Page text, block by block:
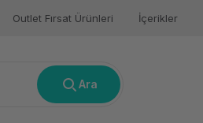
Outlet Fırsat Ürünleri İçerikler
Ara